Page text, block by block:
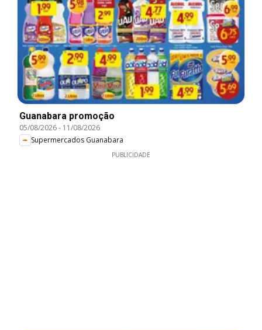
Guanabara promoção
05/08/2026- 11/08/2026
Supermercados Guanabara
PUBLICIDADE